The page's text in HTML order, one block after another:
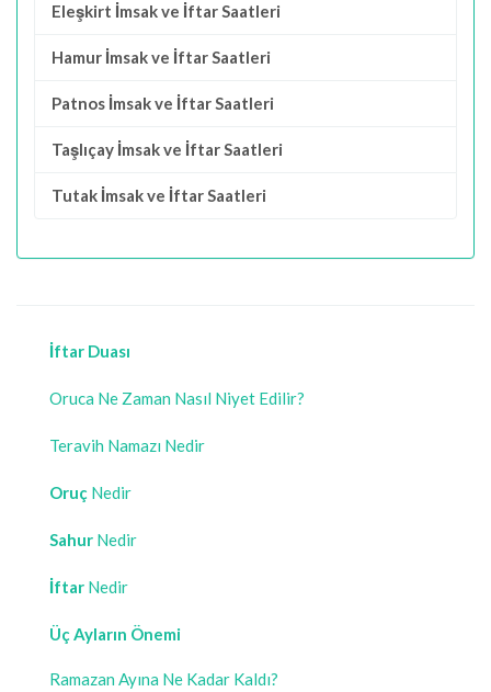
Eleşkirt İmsak ve İftar Saatleri
Hamur İmsak ve İftar Saatleri
Patnos İmsak ve İftar Saatleri
Taşlıçay İmsak ve İftar Saatleri
Tutak İmsak ve İftar Saatleri
İftar Duası
Oruca Ne Zaman Nasıl Niyet Edilir?
Teravih Namazı Nedir
Oruç Nedir
Sahur Nedir
İftar Nedir
Üç Ayların Önemi
Ramazan Ayına Ne Kadar Kaldı?